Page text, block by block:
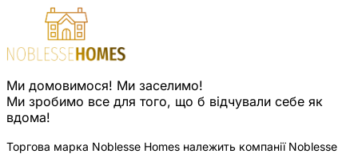
Ми домовимося! Ми заселимо!
Ми зробимо все для того, що б відчували себе як
вдома!
Торгова марка Noblesse Homes належить компанії Noblesse